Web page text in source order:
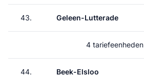
43. Geleen-Lutterade
4 tariefeenheden
44. Beek-Elsloo